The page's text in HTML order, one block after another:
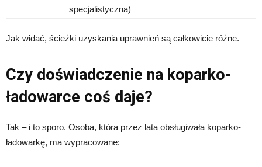
specjalistyczna)
Jak widać, ścieżki uzyskania uprawnień są całkowicie różne.
Czy doświadczenie na koparko-
ładowarce coś daje?
Tak – i to sporo. Osoba, która przez lata obsługiwała koparko-
ładowarkę, ma wypracowane: